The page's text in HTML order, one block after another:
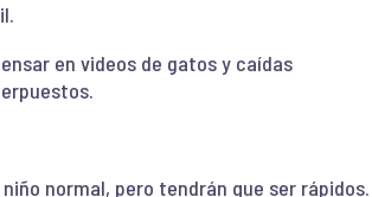
en videos de gatos y caídas
normal, pero tendrán que ser rápidos.